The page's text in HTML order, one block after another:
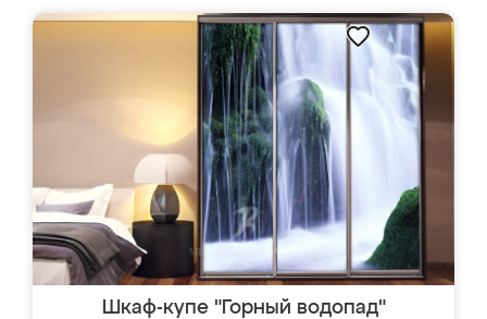
Шкаф-купе "Горный водопад"